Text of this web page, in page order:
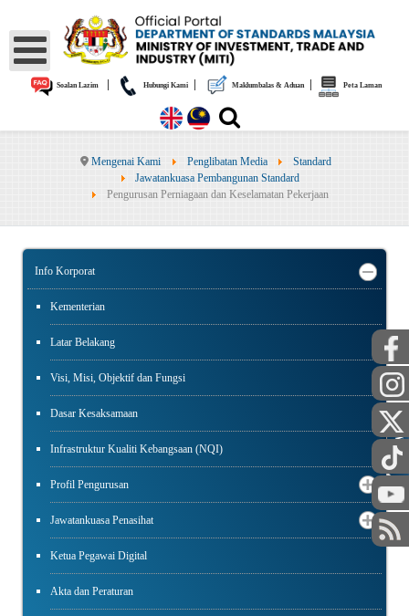
Soalan Lazim| Hubungi Kami| Maklumbalas & Aduan| Peta Laman
Mengenai Kami Penglibatan Media
Standard
Jawatankuasa Pembangunan Standard
Pengurusan Perniagaan dan Keselamatan Pekerjaan
Info Korporat
Kementerian
Latar Belakang
Visi, Misi, Objektif dan Fungsi
Dasar Kesaksamaan
Infrastruktur Kualiti Kebangsaan (NQI)
Profil Pengurusan
Jawatankuasa Penasihat
Ketua Pegawai Digital
Akta dan Peraturan
AWAM